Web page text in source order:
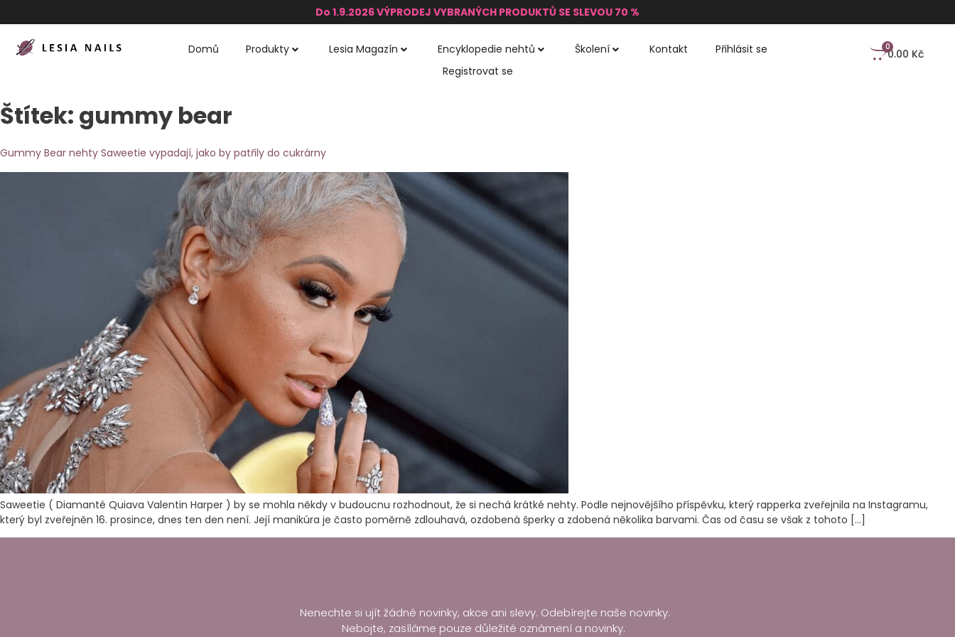
Do 1.9.2026 VÝPRODEJ VYBRANÝCH PRODUKTŮ SE SLEVOU 70 %
0.00 Kč
0
Domů Produkty Lesia Magazín Encyklopedie nehtů Školení Kontakt
Přihlásit se
Registrovat se
Štítek: gummy bear
Gummy Bear nehty Saweetie vypadají, jako by patřily do cukrárny
Saweetie ( Diamanté Quiava Valentin Harper ) by se mohla někdy v budoucnu rozhodnout, že si nechá krátké nehty. Podle nejnovějšího příspěvku, který rapperka zveřejnila na Instagramu,
který byl zveřejněn 16. prosince, dnes ten den není. Její manikúra je často poměrně zdlouhavá, ozdobená šperky a zdobená několika barvami. Čas od času se však z tohoto […]
Nenechte si ujít žádné novinky, akce ani slevy. Odebírejte naše novinky.
Nebojte, zasíláme pouze důležité oznámení a novinky.